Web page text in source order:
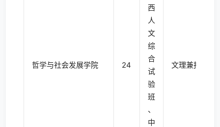
哲学与社会发展学院 24
西
人
文
综
合
试
验
班
、
中
文理兼报